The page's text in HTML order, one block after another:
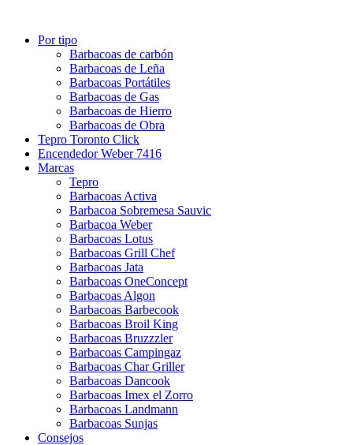
Por tipo
Barbacoas de carbón
Barbacoas de Leña
Barbacoas Portátiles
Barbacoas de Gas
Barbacoas de Hierro
Barbacoas de Obra
Tepro Toronto Click
Encendedor Weber 7416
Marcas
Tepro
Barbacoas Activa
Barbacoa Sobremesa Sauvic
Barbacoa Weber
Barbacoas Lotus
Barbacoas Grill Chef
Barbacoas Jata
Barbacoas OneConcept
Barbacoas Algon
Barbacoas Barbecook
Barbacoas Broil King
Barbacoas Bruzzzler
Barbacoas Campingaz
Barbacoas Char Griller
Barbacoas Dancook
Barbacoas Imex el Zorro
Barbacoas Landmann
Barbacoas Sunjas
Consejos